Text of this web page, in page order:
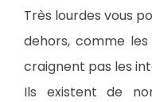
Très lourdes vous
dehors, comme
craignent pas les
Ils existent de